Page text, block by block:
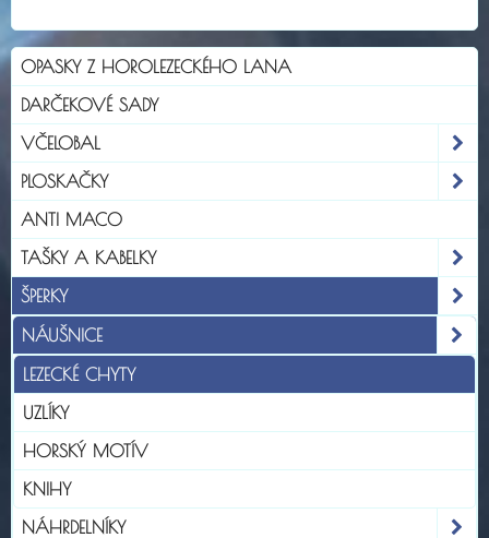
OPASKY Z HOROLEZECKÉHO LANA
DARČEKOVÉ SADY
VČELOBAL
PLOSKAČKY
ANTI MACO
TAŠKY A KABELKY
ŠPERKY
NÁUŠNICE
LEZECKÉ CHYTY
UZLÍKY
HORSKÝ MOTÍV
KNIHY
NÁHRDELNÍKY